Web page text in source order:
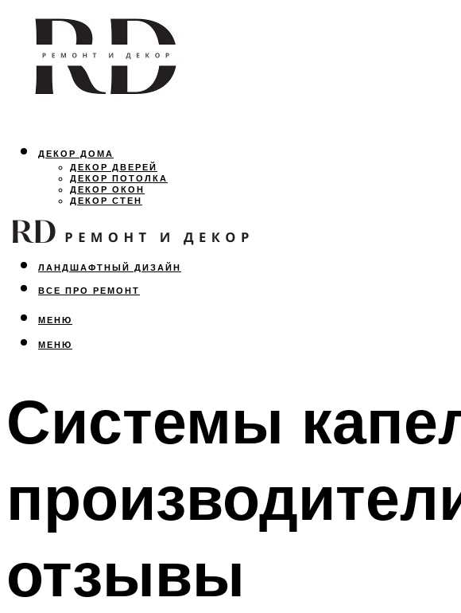
ДЕКОР ДОМА
ДЕКОР ДВЕРЕЙ
ДЕКОР ПОТОЛКА
ДЕКОР ОКОН
ДЕКОР СТЕН
ОСВЕЩЕНИЕ
ДИЗАЙН ИНТЕРЬЕРА
ЛАНДШАФТНЫЙ ДИЗАЙН
ВСЕ ПРО РЕМОНТ
МЕНЮ
МЕНЮ
Системы
отзывы